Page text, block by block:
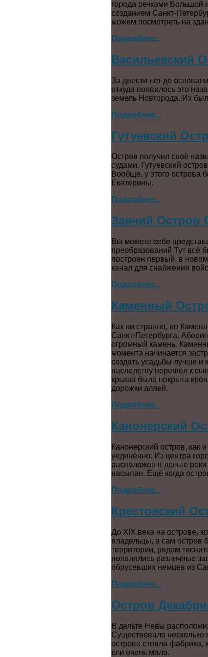
города речками Большой
созданием Санкт-
можем посмотреть на
Подробнее...
Васильевский
За двести лет до
откуда появилось это
земель Новгорода. Их
Подробнее...
Гутуевский
Остров получил своё
судами. Гутуевский
Вообще, у этого острова
Екатерины.
Подробнее...
Заячий Остров
Вы можете себе
преобразований Тут всё
построен первый, в
канал для снабжения
Подробнее...
Каменный
Как ни странно, но
Санкт-Петербурга.
огромный камень.
момента начинается
создать усадьбы лучше и
наследству перешёл к
крыша была покрыта
дорожки аллей.
Подробнее...
Канонерский
Канонерский остров, как
уединённо. Из центра
расположен в дельте
насыпан. Ещё когда
Подробнее...
Крестовский
До XIX века на острове,
владельцы, а сам остров
территории, рядом
появлялись различные
обрусевших немцев из
Подробнее...
Остров
В дельте Невы
Существовало несколько
острове стояла фабрика,
ели очень мало.